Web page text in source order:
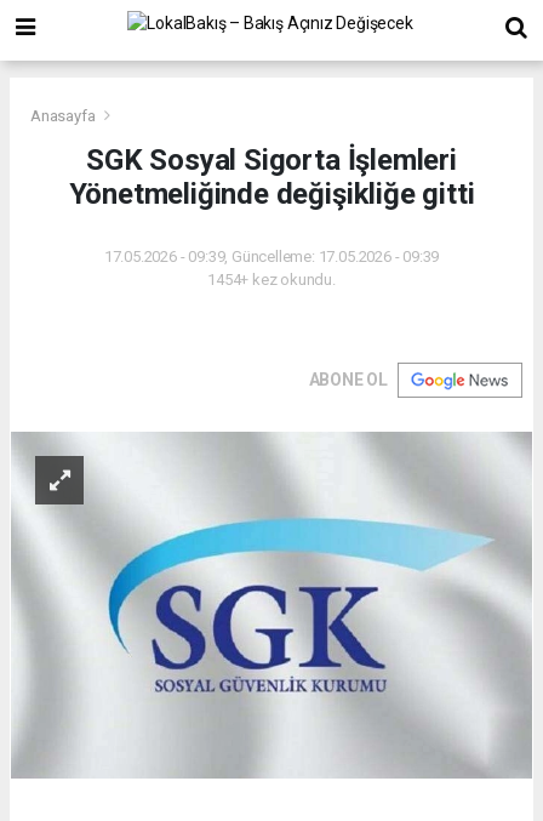
Anasayfa
SGK Sosyal Sigorta İşlemleri
Yönetmeliğinde değişikliğe gitti
17.05.2026 - 09:39, Güncelleme: 17.05.2026 - 09:39
1454+ kez okundu.
ABONE OL